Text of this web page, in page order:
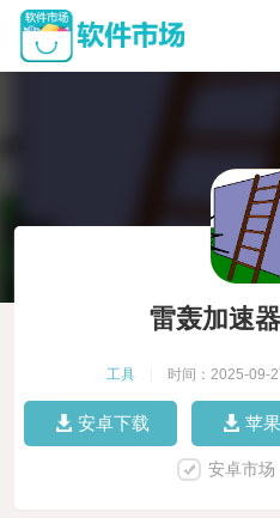
雷轰加速
工具 时间：2025-09-
安卓下载 苹
安卓市场